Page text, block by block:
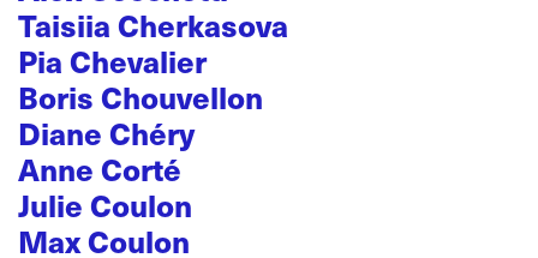
Taisiia Cherkasova
Pia Chevalier
Boris Chouvellon
Diane Chéry
Anne Corté
Julie Coulon
Max Coulon